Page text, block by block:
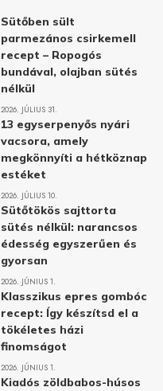
Sütőben sült
parmezános csirkemell
recept – Ropogós
bundával, olajban sütés
nélkül
2026. JÚLIUS 31.
13 egyserpenyős nyári
vacsora, amely
megkönnyíti a hétköznap
estéket
2026. JÚLIUS 10.
Sütőtökös sajttorta
sütés nélkül: narancsos
édesség egyszerűen és
gyorsan
2026. JÚNIUS 1.
Klasszikus epres gombóc
recept: Így készítsd el a
tökéletes házi
finomságot
2026. JÚNIUS 1.
Kiadós zöldbabos-húsos